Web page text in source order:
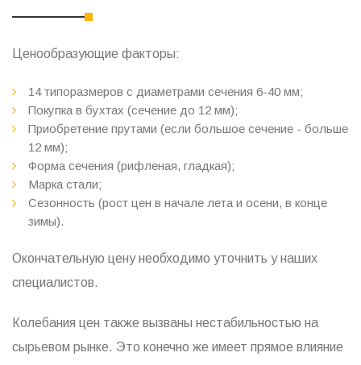
Ценообразующие факторы:
14 типоразмеров с диаметрами сечения 6-40 мм;
Покупка в бухтах (сечение до 12 мм);
Приобретение прутами (если большое сечение - больше
12 мм);
Форма сечения (рифленая, гладкая);
Марка стали;
Сезонность (рост цен в начале лета и осени, в конце
зимы).
Окончательную цену необходимо уточнить у наших
специалистов.
Колебания цен также вызваны нестабильностью на
сырьевом рынке. Это конечно же имеет прямое влияние